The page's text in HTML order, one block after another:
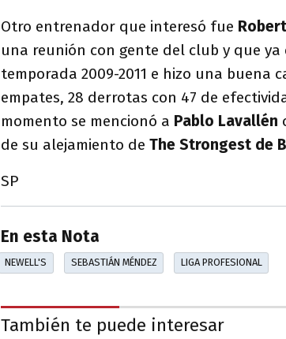
Otro entrenador que interesó fue
una reunión con gente del club y que ya
temporada 2009-2011 e hizo una buena
empates, 28 derrotas con 47 de
momento se mencionó a Pablo Lavallén
de su alejamiento de The Strongest de
SP
En esta Nota
NEWELL'S SEBASTIÁN MÉNDEZ LIGA PROFESIONAL
También te puede interesar